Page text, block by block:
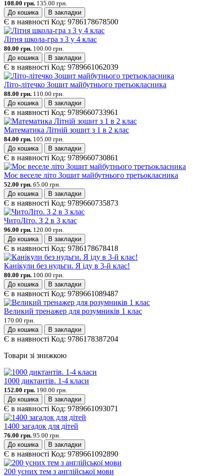
108.00 грн. 135.00 грн.
До кошика
В закладки
Є в наявності Код: 9786178678500
Літня школа-гра з 3 у 4 клас
80.00 грн. 100.00 грн.
До кошика
В закладки
Є в наявності Код: 9789661062039
Літо-літечко Зошит майбутнього третьокласника
88.00 грн. 110.00 грн.
До кошика
В закладки
Є в наявності Код: 9789660733961
Математика Літній зошит з 1 в 2 клас
84.00 грн. 105.00 грн.
До кошика
В закладки
Є в наявності Код: 9789660730861
Моє веселе літо Зошит майбутнього третьокласника
52.00 грн. 65.00 грн.
До кошика
В закладки
Є в наявності Код: 9789660735873
ЧитоЛіто. З 2 в 3 клас
96.00 грн. 120.00 грн.
До кошика
В закладки
Є в наявності Код: 9786178678418
Канікули без нудьги. Я іду в 3-й клас!
80.00 грн. 100.00 грн.
До кошика
В закладки
Є в наявності Код: 9789661089487
Великий тренажер для розумників 1 клас
170.00 грн.
До кошика
В закладки
Є в наявності Код: 9786178387204
Товари зі знижкою
1000 диктантів. 1-4 класи
152.00 грн. 190.00 грн.
До кошика
В закладки
Є в наявності Код: 9789661093071
1400 загадок для дітей
76.00 грн. 95.00 грн.
До кошика
В закладки
Є в наявності Код: 9789661092890
200 усних тем з англійської мови